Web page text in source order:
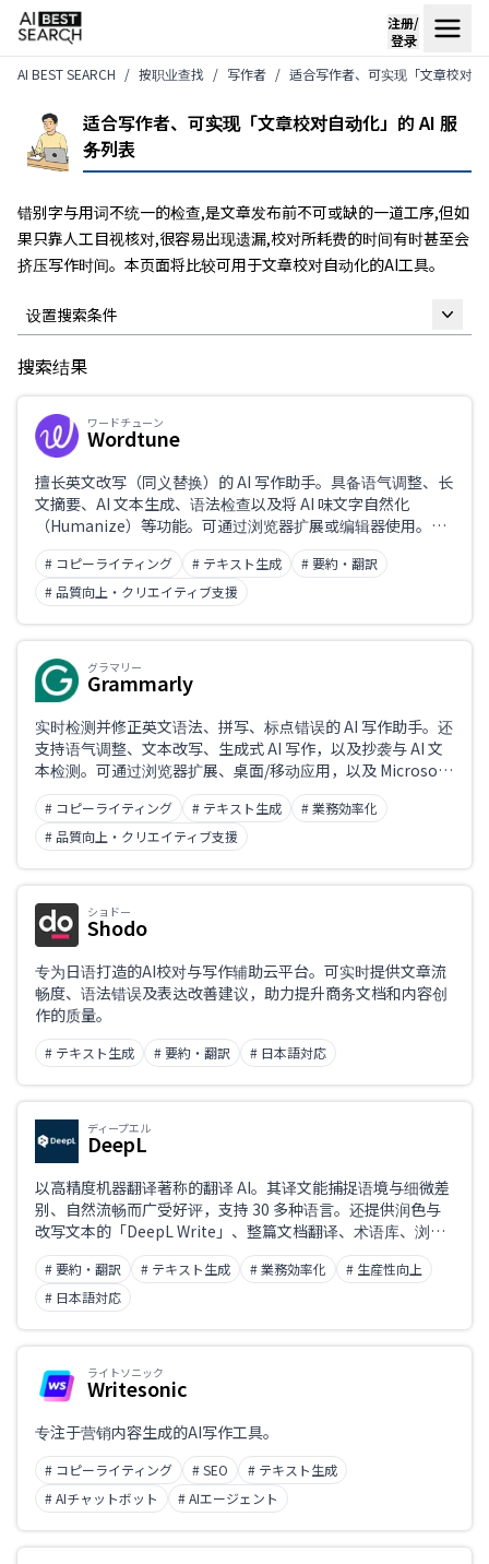
注册/
登录
AI BEST SEARCH
按职业查找 写作者 适合写作者、可实现「文章校对
适合写作者、可实现「文章校对自动化」的 AI 服
务列表
错别字与用词不统一的检查,是文章发布前不可或缺的一道工序,但如
果只靠人工目视核对,很容易出现遗漏,校对所耗费的时间有时甚至会
挤压写作时间。本页面将比较可用于文章校对自动化的AI工具。
设置搜索条件
自由关键词
仅限支持日语
业务课题
职业
搜索结果
ワードチューン
Wordtune
擅长英文改写（同义替换）的 AI 写作助手。具备语气调整、长
文摘要、AI 文本生成、语法检查以及将 AI 味文字自然化
（Humanize）等功能。可通过浏览器扩展或编辑器使用。主
要支持英语，实际上不支持中文或日文文章的校对与改写。
# コピーライティング # テキスト生成
# 要約・翻訳
# 品質向上・クリエイティブ支援
グラマリー
Grammarly
实时检测并修正英文语法、拼写、标点错误的 AI 写作助手。还
支持语气调整、文本改写、生成式 AI 写作，以及抄袭与 AI 文
本检测。可通过浏览器扩展、桌面/移动应用，以及 Microsoft
Office 与 Google 文档联动广泛使用。校对对象以英语为主，
对日语文本校对几乎不支持。
# コピーライティング # テキスト生成
# 業務効率化
# 品質向上・クリエイティブ支援
ショドー
Shodo
专为日语打造的AI校对与写作辅助云平台。可实时提供文章流
畅度、语法错误及表达改善建议，助力提升商务文档和内容创
作的质量。
# テキスト生成 # 要約・翻訳 # 日本語対応
ディープエル
DeepL
以高精度机器翻译著称的翻译 AI。其译文能捕捉语境与细微差
别、自然流畅而广受好评，支持 30 多种语言。还提供润色与
改写文本的「DeepL Write」、整篇文档翻译、术语库、浏览
器扩展与 API，强力助力商务英文邮件与资料撰写。完整支持
中文。
# 要約・翻訳 # テキスト生成 # 業務効率化
# 生産性向上
# 日本語対応
ライトソニック
Writesonic
专注于营销内容生成的AI写作工具。
# コピーライティング # SEO
# テキスト生成
# AIチャットボット
# AIエージェント